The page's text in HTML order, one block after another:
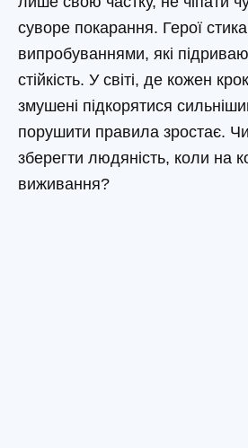
суворе покарання. Герої
випробуваннями, які
стійкість. У світі, де кожен
змушені підкорятися
порушити правила зростає.
зберегти людяність, коли на
виживання?